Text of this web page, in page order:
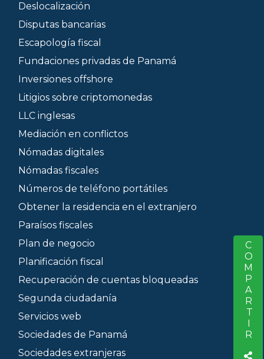
COMPARTIR
Deslocalización
Disputas bancarias
Escapología fiscal
Fundaciones privadas de Panamá
Inversiones offshore
Litigios sobre criptomonedas
LLC inglesas
Mediación en conflictos
Nómadas digitales
Nómadas fiscales
Números de teléfono portátiles
Obtener la residencia en el extranjero
Paraísos fiscales
Plan de negocio
Planificación fiscal
Recuperación de cuentas bloqueadas
Segunda ciudadanía
Servicios web
Sociedades de Panamá
Sociedades extranjeras